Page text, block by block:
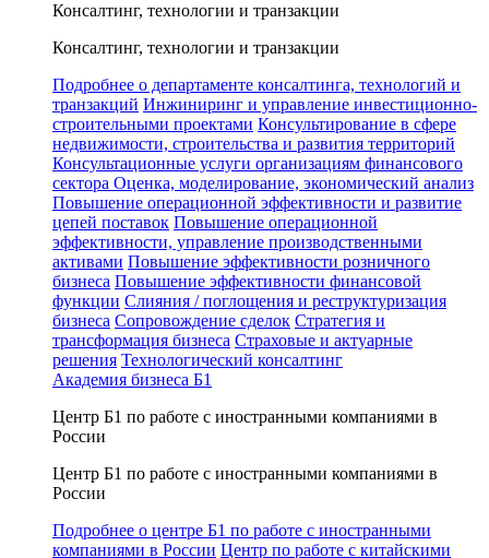
Консалтинг, технологии и транзакции
Консалтинг, технологии и транзакции
Подробнее о департаменте консалтинга, технологий и
транзакций Инжиниринг и управление инвестиционно-
строительными проектами Консультирование в сфере
недвижимости, строительства и развития территорий
Консультационные услуги организациям финансового
сектора Оценка, моделирование, экономический анализ
Повышение операционной эффективности и развитие
цепей поставок Повышение операционной
эффективности, управление производственными
активами Повышение эффективности розничного
бизнеса Повышение эффективности финансовой
функции Слияния / поглощения и реструктуризация
бизнеса Сопровождение сделок Стратегия и
трансформация бизнеса Страховые и актуарные
решения Технологический консалтинг
Академия бизнеса Б1
Центр Б1 по работе с иностранными компаниями в
России
Центр Б1 по работе с иностранными компаниями в
России
Подробнее о центре Б1 по работе с иностранными
компаниями в России Центр по работе с китайскими